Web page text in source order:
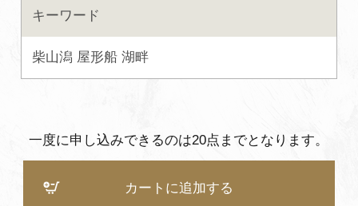
キーワード
柴山潟 屋形船 湖畔
一度に申し込みできるのは20点までとなります。
カートに追加する